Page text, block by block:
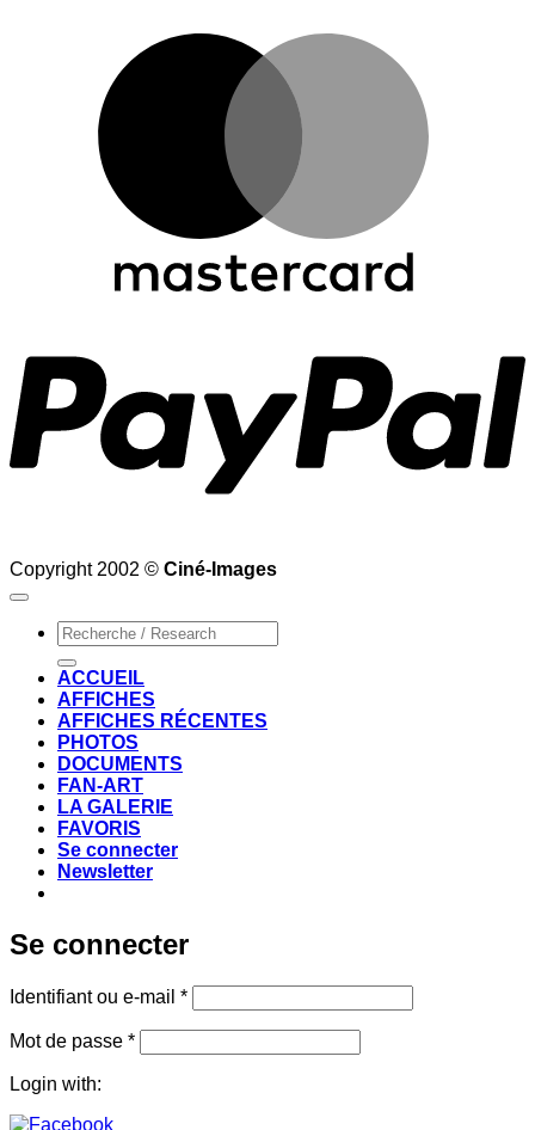
Copyright 2002 © Ciné-Images
Recherche
pour :
ACCUEIL
AFFICHES
AFFICHES RÉCENTES
PHOTOS
DOCUMENTS
FAN-ART
LA GALERIE
FAVORIS
Se connecter
Newsletter
Se connecter
Identifiant ou e-mail *Obligatoire
Mot de passe *Obligatoire
Login with: